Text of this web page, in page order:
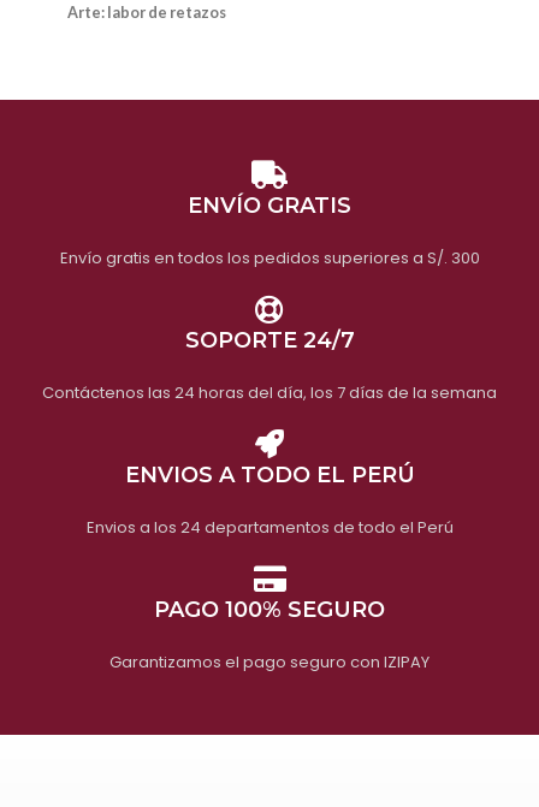
Arte: labor de retazos
DEVOLUCIONES
ENVÍO GRATIS
Envío gratis en todos los pedidos superiores a S/. 300
SOPORTE 24/7
Contáctenos las 24 horas del día, los 7 días de la semana
ENVIOS A TODO EL PERÚ
Envios a los 24 departamentos de todo el Perú
PAGO 100% SEGURO
Garantizamos el pago seguro con IZIPAY